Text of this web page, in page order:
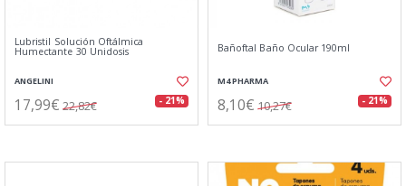
Lubristil Solución Oftálmica
Humectante 30 Unidosis
ANGELINI
17,99€ 22,82€ - 21%
Bañoftal Baño Ocular 190ml
M4 PHARMA
8,10€ 10,27€ - 21%